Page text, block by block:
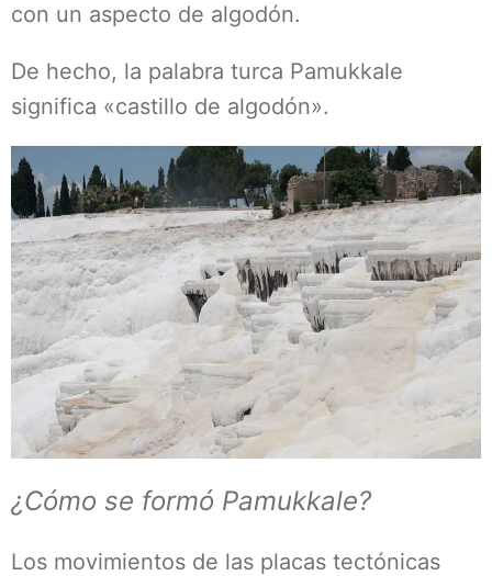
con un aspecto de algodón.
De hecho, la palabra turca Pamukkale
significa «castillo de algodón».
¿Cómo se formó Pamukkale?
Los movimientos de las placas tectónicas